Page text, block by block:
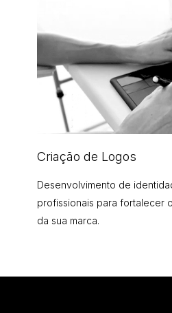
Criação de Logos
Desenvolvimento de
profissionais para fortalecer
da sua marca.